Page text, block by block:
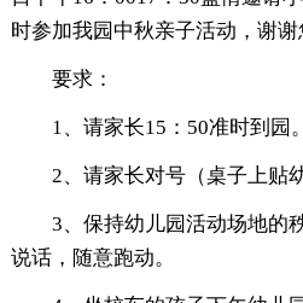
时参加我园中秋亲子活动，谢谢
要求：
1、请家长15：50准时到园。
2、请家长对号（桌子上贴
3、保持幼儿园活动场地的
说话，随意跑动。